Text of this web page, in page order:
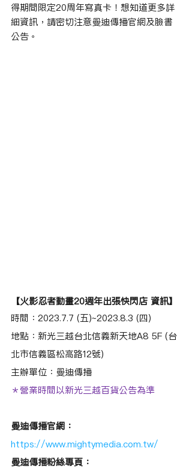
得期間限定20周年寫真卡！想知道更多詳
細資訊，請密切注意曼迪傳播官網及臉書
公告。
【火影忍者動畫20週年出張快閃店 資訊】
時間：2023.7.7 (五)~2023.8.3 (四)
地點：新光三越台北信義新天地A8 5F (台
北市信義區松高路12號)
主辦單位：曼迪傳播
＊營業時間以新光三越百貨公告為準
曼迪傳播官網：
https://www.mightymedia.com.tw/
曼迪傳播粉絲專頁：